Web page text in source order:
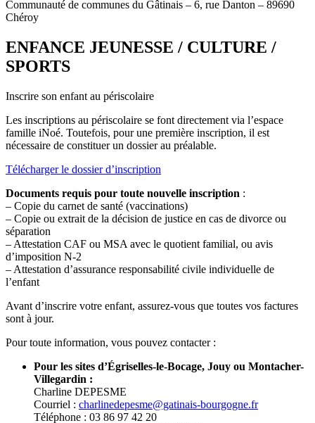
Communauté de communes du Gâtinais – 6, rue Danton – 89690
Chéroy
ENFANCE JEUNESSE / CULTURE /
SPORTS
Inscrire son enfant au périscolaire
Les inscriptions au périscolaire se font directement via l’espace
famille iNoé. Toutefois, pour une première inscription, il est
nécessaire de constituer un dossier au préalable.
Télécharger le dossier d’inscription
Documents requis pour toute nouvelle inscription :
– Copie du carnet de santé (vaccinations)
– Copie ou extrait de la décision de justice en cas de divorce ou
séparation
– Attestation CAF ou MSA avec le quotient familial, ou avis
d’imposition N-2
– Attestation d’assurance responsabilité civile individuelle de
l’enfant
Avant d’inscrire votre enfant, assurez-vous que toutes vos factures
sont à jour.
Pour toute information, vous pouvez contacter :
Pour les sites d’Égriselles-le-Bocage, Jouy ou Montacher-
Villegardin :
Charline DEPESME
Courriel : charlinedepesme@gatinais-bourgogne.fr
Téléphone : 03 86 97 42 20